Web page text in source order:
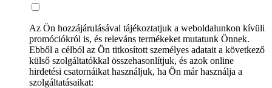
Az Ön hozzájárulásával tájékoztatjuk a weboldalunkon kívüli
promóciókról is, és releváns termékeket mutatunk Önnek.
Ebből a célból az Ön titkosított személyes adatait a következő
külső szolgáltatókkal összehasonlítjuk, és azok online
hirdetési csatornáikat használjuk, ha Ön már használja a
szolgáltatásaikat: